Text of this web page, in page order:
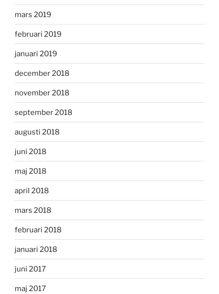
mars 2019
februari 2019
januari 2019
december 2018
november 2018
september 2018
augusti 2018
juni 2018
maj 2018
april 2018
mars 2018
februari 2018
januari 2018
juni 2017
maj 2017